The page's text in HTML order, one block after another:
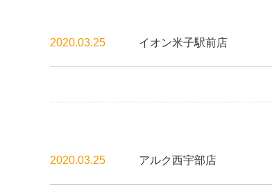
2020.03.25 イオン米子駅前店
2020.03.25 アルク西宇部店